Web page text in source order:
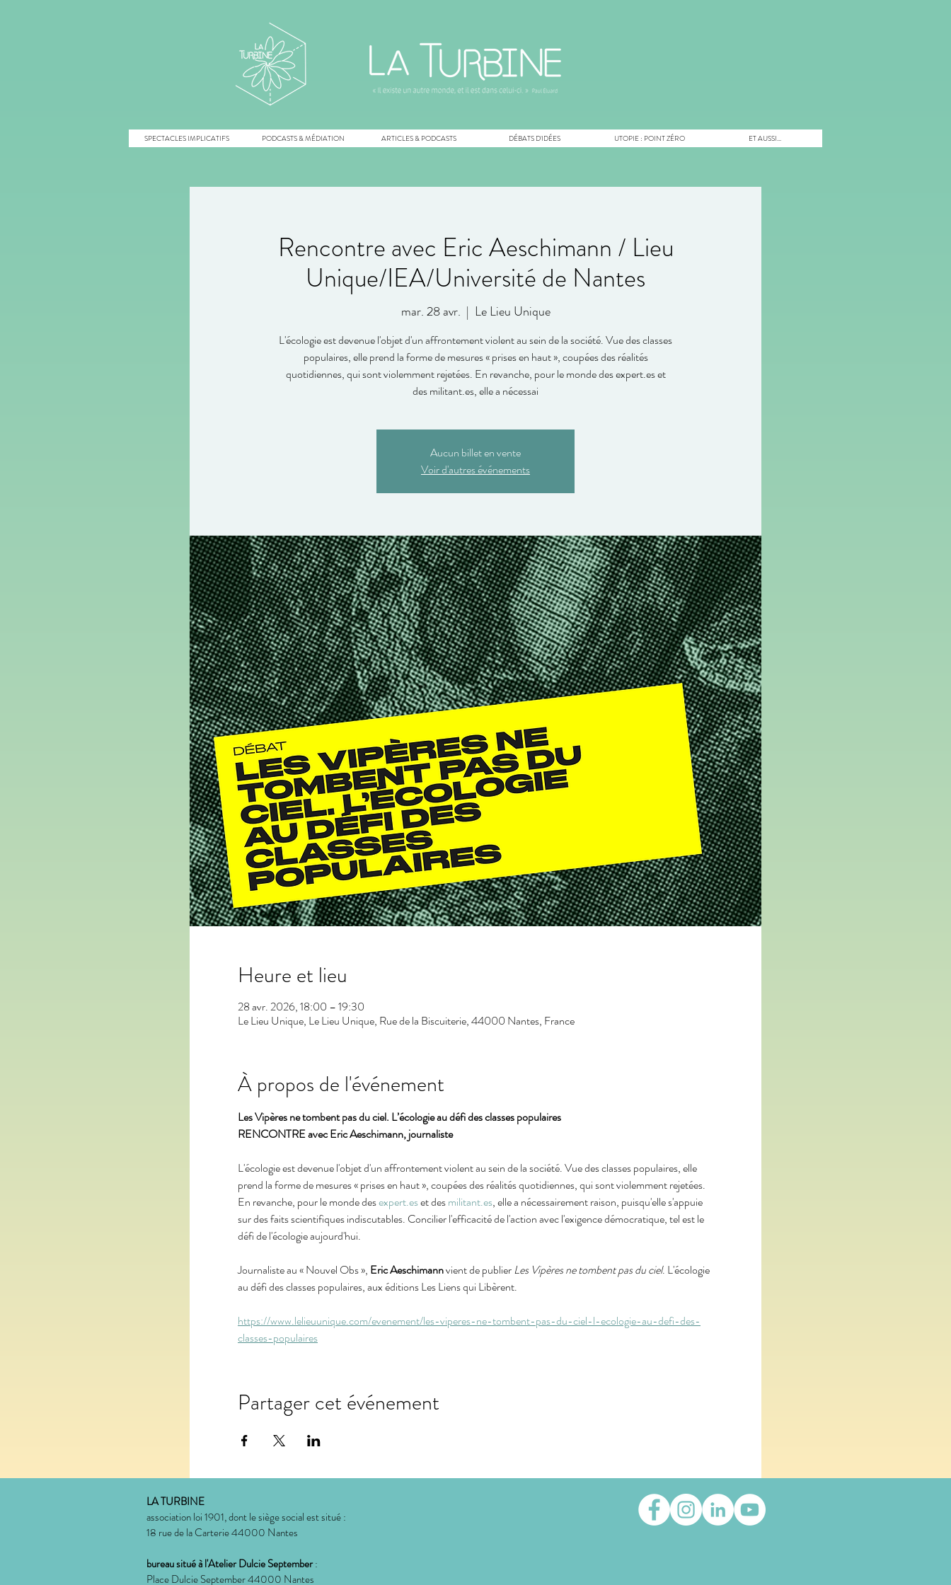
SPECTACLES IMPLICATIFS PODCASTS & MÉDIATION ARTICLES & PODCASTS DÉBATS D'IDÉES UTOPIE : POINT ZÉRO ET AUSSI...
Rencontre avec Eric Aeschimann / Lieu
Unique/IEA/Université de Nantes
mar. 28 avr.
  |
Le Lieu Unique
L'écologie est devenue l'objet d'un affrontement violent au sein de la société. Vue des classes
populaires, elle prend la forme de mesures « prises en haut », coupées des réalités
quotidiennes, qui sont violemment rejetées. En revanche, pour le monde des expert.es et
des militant.es, elle a nécessai
Aucun billet en vente
Voir d'autres événements
Heure et lieu
28 avr. 2026, 18:00 – 19:30
Le Lieu Unique, Le Lieu Unique, Rue de la Biscuiterie, 44000 Nantes, France
À propos de l'événement
Les Vipères ne tombent pas du ciel. L’écologie au défi des classes populaires
RENCONTRE avec Eric Aeschimann, journaliste
L'écologie est devenue l'objet d'un affrontement violent au sein de la société. Vue des classes populaires, elle
prend la forme de mesures « prises en haut », coupées des réalités quotidiennes, qui sont violemment rejetées.
En revanche, pour le monde des expert.es et des militant.es, elle a nécessairement raison, puisqu'elle s'appuie
sur des faits scientifiques indiscutables. Concilier l'efficacité de l'action avec l'exigence démocratique, tel est le
défi de l'écologie aujourd'hui.
Journaliste au « Nouvel Obs », Eric Aeschimann vient de publier Les Vipères ne tombent pas du ciel. L'écologie
au défi des classes populaires, aux éditions Les Liens qui Libèrent.
https://www.lelieuunique.com/evenement/les-viperes-ne-tombent-pas-du-ciel-l-ecologie-au-defi-des-
classes-populaires
Partager cet événement
LA TURBINE
association loi 1901, dont le siège social est situé :
18 rue de la Carterie 44000 Nantes
bureau situé à l'Atelier Dulcie September:
Place Dulcie September 44000 Nantes